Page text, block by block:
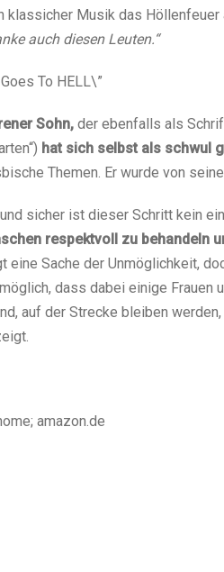
klassicher Musik das
auch diesen Leuten.“
To HELL\”
Sohn, der ebenfalls als
hat sich selbst als schwul
Themen. Er wurde von
sicher ist dieser Schritt kein
respektvoll zu behandeln
eine Sache der Unmöglichkeit,
dass dabei einige Frauen
auf der Strecke bleiben
amazon.de